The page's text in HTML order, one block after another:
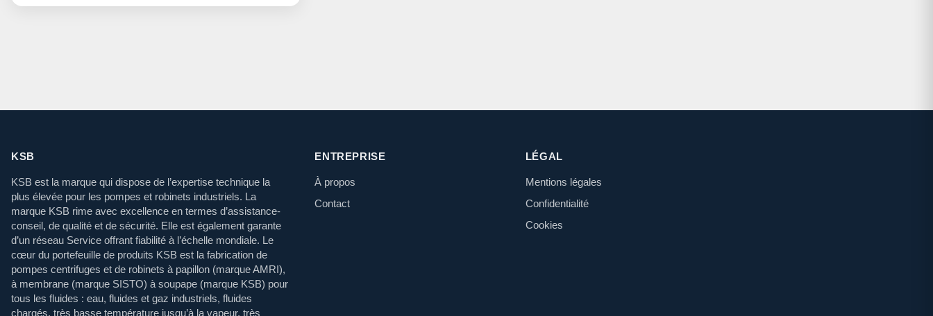
KSB
KSB est la marque qui dispose de l’expertise technique la
plus élevée pour les pompes et robinets industriels. La
marque KSB rime avec excellence en termes d’assistance-
conseil, de qualité et de sécurité. Elle est également garante
d’un réseau Service offrant fiabilité à l’échelle mondiale. Le
cœur du portefeuille de produits KSB est la fabrication de
pompes centrifuges et de robinets à papillon (marque AMRI),
à membrane (marque SISTO) à soupape (marque KSB) pour
tous les fluides : eau, fluides et gaz industriels, fluides
chargés, très basse température jusqu’à la vapeur, très
ENTREPRISE
À propos
Contact
LÉGAL
Mentions légales
Confidentialité
Cookies